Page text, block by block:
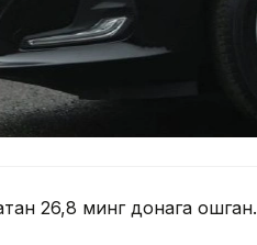
26,8 минг донага ошган.